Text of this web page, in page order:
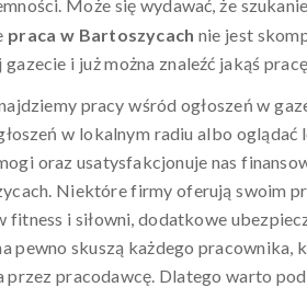
Może się wydawać, że
praca w Bartoszycach nie jest
gazecie i już można znaleźć jakąś
pracy wśród ogłoszeń w
w lokalnym radiu albo
oraz usatysfakcjonuje nas
Niektóre firmy oferują swoim
fitness i siłowni, dodatkowe
pewno skuszą każdego pracownika,
przez pracodawcę. Dlatego warto